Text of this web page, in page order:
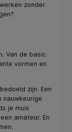
zonder
Van de basic
vormen en
zijn. Een
nauwkeurige
je muis
amateur. En